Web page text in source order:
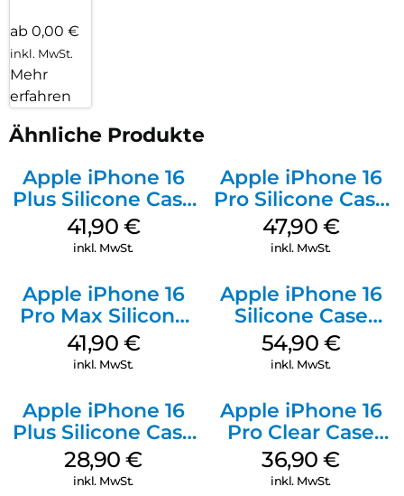
ab 0,00 €
inkl. MwSt.
Mehr
erfahren
Ähnliche Produkte
Apple iPhone 16
Plus Silicone Case
MagSafe Stone
Gray
41,90 €
inkl. MwSt.
Apple iPhone 16
Pro Silicone Case
MagSafe Denim
47,90 €
inkl. MwSt.
Apple iPhone 16
Pro Max Silicone
Case MagSafe
Ultramarine
41,90 €
inkl. MwSt.
Apple iPhone 16
Silicone Case
MagSafe Lake
Green
54,90 €
inkl. MwSt.
Apple iPhone 16
Plus Silicone Case
MagSafe Black
28,90€
inkl. MwSt.
Apple iPhone 16
Pro Clear Case
MagSafe
Transparent
36,90€
inkl. MwSt.